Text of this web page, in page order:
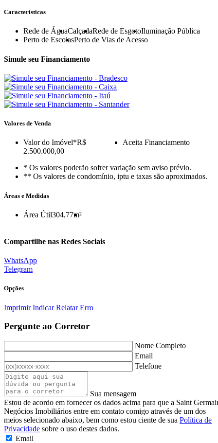
Características
Rede de ÁguaCalçadaRede de EsgotoIluminação Pública
Perto de EscolasPerto de Vias de Acesso
Simule seu Financiamento
Valores de Venda
Valor do Imóvel*R$
2.500.000,00
Aceita Financiamento
* Os valores poderão sofrer variação sem aviso prévio.
** Os valores de condomínio, iptu e taxas são aproximados.
Áreas e Medidas
Área Útil304,77m²
Compartilhe nas Redes Sociais
WhatsApp
Telegram
Opções
Imprimir Indicar Relatar Erro
Pergunte ao Corretor
Nome Completo
Email
Telefone
Sua mensagem
Estou de acordo em fornecer os dados acima para que a Saint
Negócios Imobiliários entre em contato comigo através de um dos
meios selecionado abaixo, bem como estou ciente de sua Política de
Privacidade sobre o uso destes dados.
Email